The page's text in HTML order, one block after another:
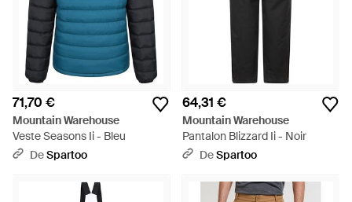
71,70 €
Mountain Warehouse
Veste Seasons Ii - Bleu
DeSpartoo
64,31 €
Mountain Warehouse
Pantalon Blizzard Ii - Noir
DeSpartoo